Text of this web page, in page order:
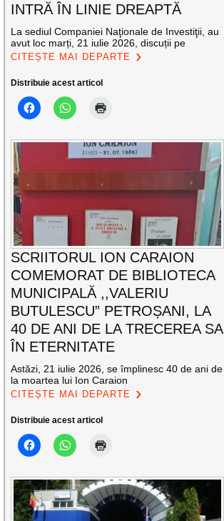
INTRĂ ÎN LINIE DREAPTĂ
La sediul Companiei Naţionale de Investiţii, au
avut loc marți, 21 iulie 2026, discuții pe
CITEȘTE MAI DEPARTE
Distribuie acest articol
SCRIITORUL ION CARAION
COMEMORAT DE BIBLIOTECA
MUNICIPALĂ ,,VALERIU
BUTULESCU” PETROȘANI, LA
40 DE ANI DE LA TRECEREA SA
ÎN ETERNITATE
Astăzi, 21 iulie 2026, se împlinesc 40 de ani de
la moartea lui Ion Caraion
CITEȘTE MAI DEPARTE
Distribuie acest articol